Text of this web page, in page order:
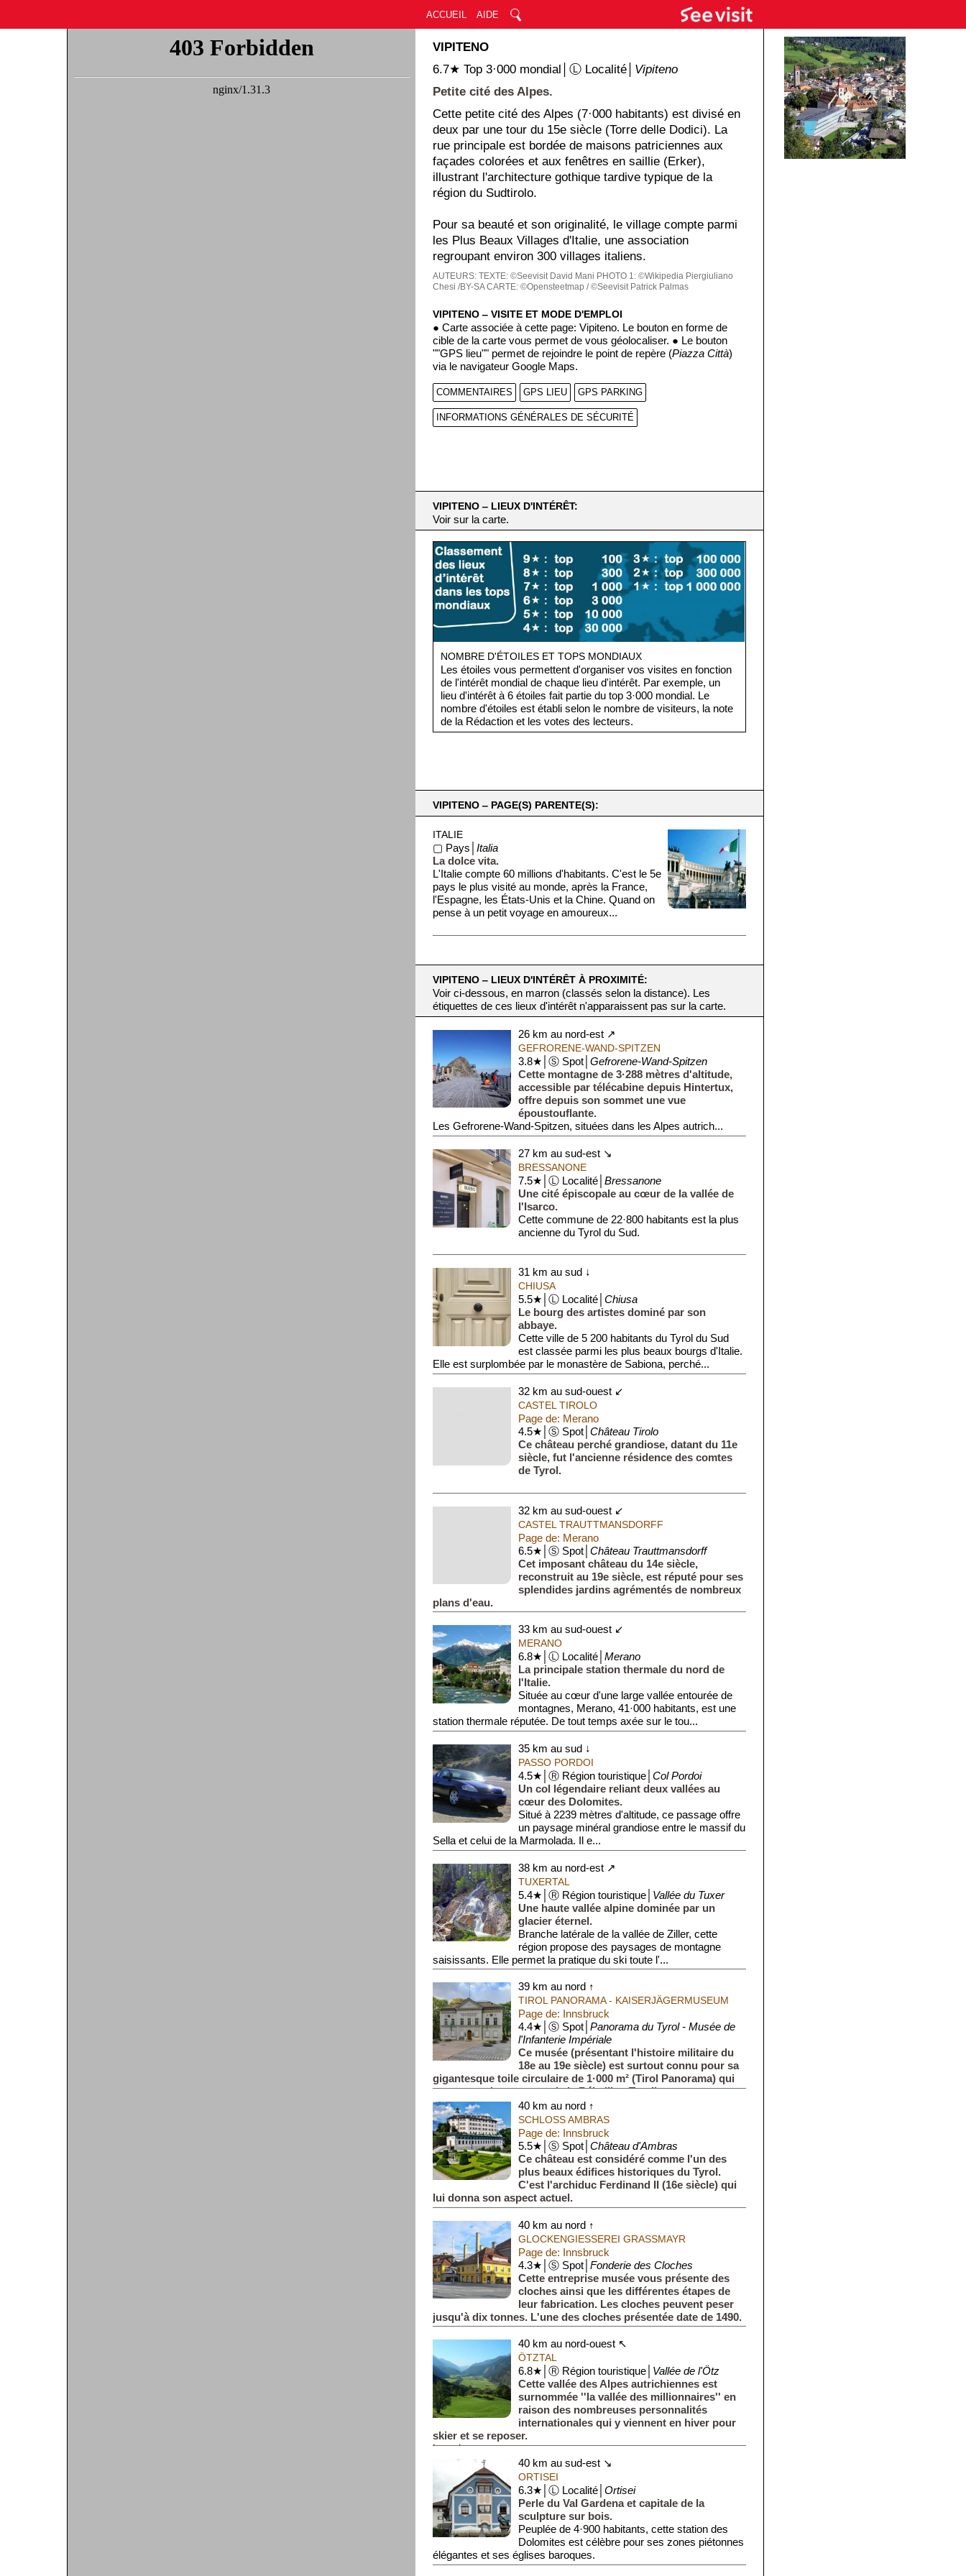
ACCUEIL AIDE
VIPITENO
6.7★ Top 3·000 mondial│Ⓛ Localité│ Vipiteno
Petite cité des Alpes.
Cette petite cité des Alpes (7·000 habitants) est divisé en
deux par une tour du 15e siècle (Torre delle Dodici). La
rue principale est bordée de maisons patriciennes aux
façades colorées et aux fenêtres en saillie (Erker),
illustrant l'architecture gothique tardive typique de la
région du Sudtirolo.
Pour sa beauté et son originalité, le village compte parmi
les Plus Beaux Villages d'Italie, une association
regroupant environ 300 villages italiens.
AUTEURS:TEXTE: ©Seevisit David Mani PHOTO 1: ©Wikipedia Piergiuliano
Chesi /BY-SA CARTE: ©Opensteetmap / ©Seevisit Patrick Palmas
VIPITENO ‒ VISITE ET MODE D'EMPLOI
● Carte associée à cette page: Vipiteno. Le bouton en forme de
cible de la carte vous permet de vous géolocaliser. ● Le bouton
""GPS lieu"" permet de rejoindre le point de repère (Piazza Città)
via le navigateur Google Maps.
COMMENTAIRES GPS LIEU GPS PARKING
INFORMATIONS GÉNÉRALES DE SÉCURITÉ
VIPITENO ‒ LIEUX D'INTÉRÊT:
Voir sur la carte.
NOMBRE D'ÉTOILES ET TOPS MONDIAUX
Les étoiles vous permettent d'organiser vos visites en fonction
de l'intérêt mondial de chaque lieu d'intérêt. Par exemple, un
lieu d'intérêt à 6 étoiles fait partie du top 3·000 mondial. Le
nombre d'étoiles est établi selon le nombre de visiteurs, la note
de la Rédaction et les votes des lecteurs.
VIPITENO ‒ PAGE(S) PARENTE(S):
ITALIE
▢ Pays│Italia
La dolce vita.
L'Italie compte 60 millions d'habitants. C'est le 5e
pays le plus visité au monde, après la France,
l'Espagne, les États-Unis et la Chine. Quand on
pense à un petit voyage en amoureux...
VIPITENO ‒ LIEUX D'INTÉRÊT À PROXIMITÉ:
Voir ci-dessous, en marron (classés selon la distance). Les
étiquettes de ces lieux d'intérêt n'apparaissent pas sur la carte.
26 km au nord-est ↗
GEFRORENE-WAND-SPITZEN
3.8★│Ⓢ Spot│ Gefrorene-Wand-Spitzen
Cette montagne de 3·288 mètres d'altitude,
accessible par télécabine depuis Hintertux,
offre depuis son sommet une vue
époustouflante.
Les Gefrorene-Wand-Spitzen, situées dans les Alpes autrich...
27 km au sud-est ↘
BRESSANONE
7.5★│Ⓛ Localité│ Bressanone
Une cité épiscopale au cœur de la vallée de
l'Isarco.
Cette commune de 22·800 habitants est la plus
ancienne du Tyrol du Sud.
Elle abrite une magnifique cathédrale baroque et un palais d...
31 km au sud ↓
CHIUSA
5.5★│Ⓛ Localité│ Chiusa
Le bourg des artistes dominé par son
abbaye.
Cette ville de 5 200 habitants du Tyrol du Sud
est classée parmi les plus beaux bourgs d'Italie.
Elle est surplombée par le monastère de Sabiona, perché...
32 km au sud-ouest ↙
CASTEL TIROLO
Page de: Merano
4.5★│Ⓢ Spot│ Château Tirolo
Ce château perché grandiose, datant du 11e
siècle, fut l'ancienne résidence des comtes
de Tyrol.
32 km au sud-ouest ↙
CASTEL TRAUTTMANSDORFF
Page de: Merano
6.5★│Ⓢ Spot│ Château Trauttmansdorff
Cet imposant château du 14e siècle,
reconstruit au 19e siècle, est réputé pour ses
splendides jardins agrémentés de nombreux
plans d'eau.
33 km au sud-ouest ↙
MERANO
6.8★│Ⓛ Localité│ Merano
La principale station thermale du nord de
l'Italie.
Située au cœur d'une large vallée entourée de
montagnes, Merano, 41·000 habitants, est une
station thermale réputée. De tout temps axée sur le tou...
35 km au sud ↓
PASSO PORDOI
4.5★│Ⓡ Région touristique│ Col Pordoi
Un col légendaire reliant deux vallées au
cœur des Dolomites.
Situé à 2239 mètres d'altitude, ce passage offre
un paysage minéral grandiose entre le massif du
Sella et celui de la Marmolada. Il e...
38 km au nord-est ↗
TUXERTAL
5.4★│Ⓡ Région touristique│ Vallée du Tuxer
Une haute vallée alpine dominée par un
glacier éternel.
Branche latérale de la vallée de Ziller, cette
région propose des paysages de montagne
saisissants. Elle permet la pratique du ski toute l'...
39 km au nord ↑
TIROL PANORAMA - KAISERJÄGERMUSEUM
Page de: Innsbruck
4.4★│Ⓢ Spot│ Panorama du Tyrol - Musée de
l'Infanterie Impériale
Ce musée (présentant l'histoire militaire du
18e au 19e siècle) est surtout connu pour sa
gigantesque toile circulaire de 1·000 m² (Tirol Panorama) qui
vous propulse au cœur de la Rébellion Tyrolie...
40 km au nord ↑
SCHLOSS AMBRAS
Page de: Innsbruck
5.5★│Ⓢ Spot│ Château d'Ambras
Ce château est considéré comme l'un des
plus beaux édifices historiques du Tyrol.
C'est l'archiduc Ferdinand II (16e siècle) qui
lui donna son aspect actuel.
40 km au nord ↑
GLOCKENGIESSEREI GRASSMAYR
Page de: Innsbruck
4.3★│Ⓢ Spot│ Fonderie des Cloches
Cette entreprise musée vous présente des
cloches ainsi que les différentes étapes de
leur fabrication. Les cloches peuvent peser
jusqu'à dix tonnes. L'une des cloches présentée date de 1490.
40 km au nord-ouest ↖
ÖTZTAL
6.8★│Ⓡ Région touristique│ Vallée de l'Ötz
Cette vallée des Alpes autrichiennes est
surnommée ''la vallée des millionnaires'' en
raison des nombreuses personnalités
internationales qui y viennent en hiver pour
skier et se reposer.
La val...
40 km au sud-est ↘
ORTISEI
6.3★│Ⓛ Localité│ Ortisei
Perle du Val Gardena et capitale de la
sculpture sur bois.
Peuplée de 4·900 habitants, cette station des
Dolomites est célèbre pour ses zones piétonnes
élégantes et ses églises baroques.